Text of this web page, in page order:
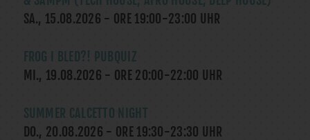
SA., 15.08.2026 - ORE 19:00-23:00 UHR
FROG I BLED?! PUBQUIZ
MI., 19.08.2026 - ORE 20:00-22:00 UHR
SUMMER CALCETTO NIGHT
DO., 20.08.2026 - ORE 19:30-23:30 UHR